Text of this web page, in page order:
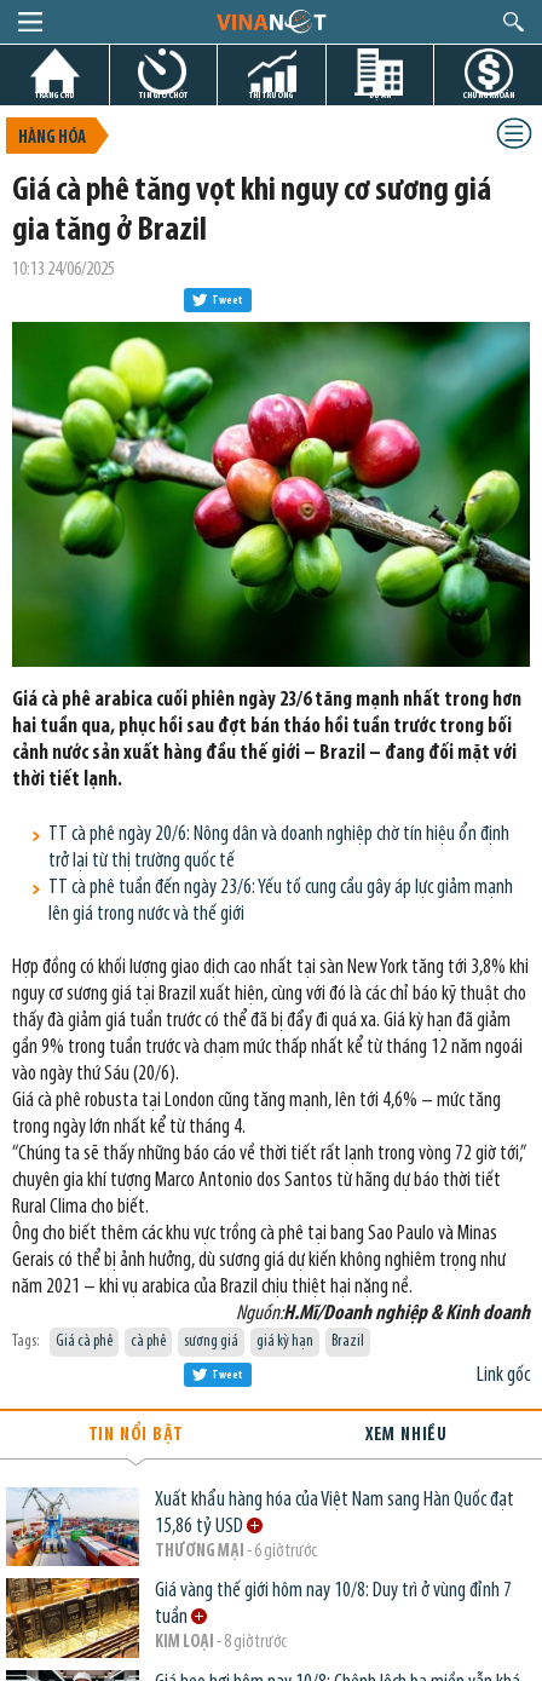
TRANG CHỦ TIN GIỜ CHÓT THỊ TRƯỜNG DỰ ÁN CHỨNG KHOÁN
HÀNG HÓA
Giá cà phê tăng vọt khi nguy cơ sương giá
gia tăng ở Brazil
10:13 24/06/2025
Tweet
Giá cà phê arabica cuối phiên ngày 23/6 tăng mạnh nhất trong hơn
hai tuần qua, phục hồi sau đợt bán tháo hồi tuần trước trong bối
cảnh nước sản xuất hàng đầu thế giới – Brazil – đang đối mặt với
thời tiết lạnh.
TT cà phê ngày 20/6: Nông dân và doanh nghiệp chờ tín hiệu ổn định
trở lại từ thị trường quốc tế
TT cà phê tuần đến ngày 23/6: Yếu tố cung cầu gây áp lực giảm mạnh
lên giá trong nước và thế giới
Hợp đồng có khối lượng giao dịch cao nhất tại sàn New York tăng tới 3,8% khi
nguy cơ sương giá tại Brazil xuất hiện, cùng với đó là các chỉ báo kỹ thuật cho
thấy đà giảm giá tuần trước có thể đã bị đẩy đi quá xa. Giá kỳ hạn đã giảm
gần 9% trong tuần trước và chạm mức thấp nhất kể từ tháng 12 năm ngoái
vào ngày thứ Sáu (20/6).
Giá cà phê robusta tại London cũng tăng mạnh, lên tới 4,6% – mức tăng
trong ngày lớn nhất kể từ tháng 4.
“Chúng ta sẽ thấy những báo cáo về thời tiết rất lạnh trong vòng 72 giờ tới,”
chuyên gia khí tượng Marco Antonio dos Santos từ hãng dự báo thời tiết
Rural Clima cho biết.
Ông cho biết thêm các khu vực trồng cà phê tại bang Sao Paulo và Minas
Gerais có thể bị ảnh hưởng, dù sương giá dự kiến không nghiêm trọng như
năm 2021 – khi vụ arabica của Brazil chịu thiệt hại nặng nề.
Nguồn:H.Mĩ/Doanh nghiệp & Kinh doanh
Tags: Giá cà phê cà phê sương giá giá kỳ hạn Brazil
Link gốc
Tweet
TIN NỔI BẬT XEM NHIỀU
Xuất khẩu hàng hóa của Việt Nam sang Hàn Quốc đạt
15,86 tỷ USD
THƯƠNG MẠI - 6 giờ trước
Giá vàng thế giới hôm nay 10/8: Duy trì ở vùng đỉnh 7
tuần
KIM LOẠI - 8 giờ trước